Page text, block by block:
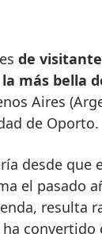
de
la más bella
Aires
de Oporto.
desde que
el pasado
resulta
convertido